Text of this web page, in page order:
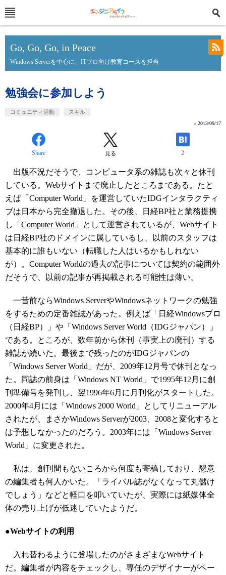
Go, Go, Go, in Peace
Windows Serverを中心に、ITプロ向け教育コースを担当
勉強会に参加しよう
コミュニティ活動 スキル
» 2013/09/17
Share 見る 2
出版不況だそうで、コンピュータ系の雑誌も次々と休刊
している。Webサイトまで廃止したところまである。たと
えば「Computer World」を運営していたIDGインタラクティ
ブは日本から完全撤退した。その後、日経BP社と業務提携
し「 Computer World 」として運営されているが、Webサイト
は日経BP社のドメインに属しているし、以前のスタッフは
基本的に誰もいない（転職した人はいるかもしれない
が）。Computer Worldの過去の記事については契約の範囲外
だそうで、以前の記事が再掲載される可能性は薄い。
一昔前ならWindows ServerやWindowsネットワークの勉強
をするための定番雑誌があった。例えば「日経Windowsプロ
（日経BP）」や「Windows Server World（IDGジャパン）」
である。ところが、数年前から休刊（事実上の廃刊）する
雑誌が続いた。最後まで残ったのがIDGジャパンの
「Windows Server World」だが、2009年12月号で休刊となっ
た。同誌の前身は「Windows NT World」で1995年12月に創
刊準備号を発刊し、翌1996年6月に月刊化がスタートした。
2000年4月には「Windows 2000 World」としてリニューアル
されたが、まさかWindows Serverが2003、2008と変化すると
は予想しなかったのだろう。2003年には「Windows Server
World」に変更された。
私は、創刊間もないころから何度も寄稿しており、懇意
の編集者も何人かいた。「ライバル誌がなくなって丸儲け
でしょう」などと軽口を叩いていたが、実際には紙媒体全
体の売り上げが低迷していたようだ。
●Webサイトの利用
入れ替わるように登場したのがさまざまなWebサイト
だ。編集者が内容をチェックし、専任のデザイナーがペー